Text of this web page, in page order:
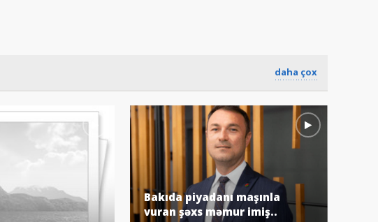
daha çox
Bakıda piyadanı maşınla
vuran şəxs məmur imiş..